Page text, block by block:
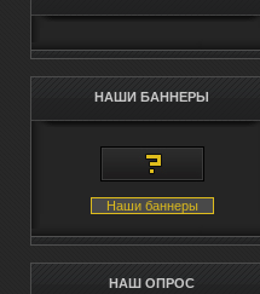
НАШИ БАННЕРЫ
Наши баннеры
НАШ ОПРОС